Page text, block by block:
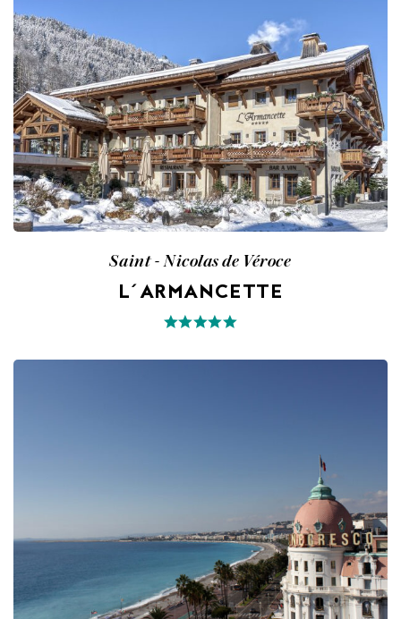
Saint - Nicolas de Véroce
L´ARMANCETTE